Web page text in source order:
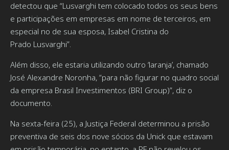
detectou que “Lusvarghi tem colocado todos os seus bens
e participações em empresas em nome de terceiros, em
especial no de sua esposa, Isabel Cristina do
Prado Lusvarghi”.
Além disso, ele estaria utilizando outro ‘laranja’, chamado
José Alexandre Noronha, “para não figurar no quadro social
da empresa Brasil Investimentos (BRI Group)”, diz o
documento.
Na sexta-feira (25), a Justiça Federal determinou a prisão
preventiva de seis dos nove sócios da Unick que estavam